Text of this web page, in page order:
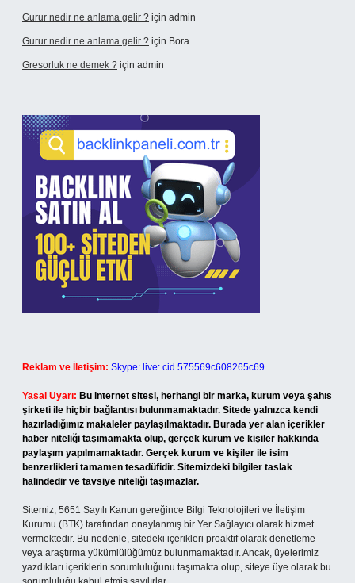
Gurur nedir ne anlama gelir ? için admin
Gurur nedir ne anlama gelir ? için Bora
Gresorluk ne demek ? için admin
Reklam ve İletişim: Skype: live:.cid.575569c608265c69
Yasal Uyarı: Bu internet sitesi, herhangi bir marka, kurum veya şahıs
şirketi ile hiçbir bağlantısı bulunmamaktadır. Sitede yalnızca kendi
hazırladığımız makaleler paylaşılmaktadır. Burada yer alan içerikler
haber niteliği taşımamakta olup, gerçek kurum ve kişiler hakkında
paylaşım yapılmamaktadır. Gerçek kurum ve kişiler ile isim
benzerlikleri tamamen tesadüfidir. Sitemizdeki bilgiler taslak
halindedir ve tavsiye niteliği taşımazlar.
Sitemiz, 5651 Sayılı Kanun gereğince Bilgi Teknolojileri ve İletişim
Kurumu (BTK) tarafından onaylanmış bir Yer Sağlayıcı olarak hizmet
vermektedir. Bu nedenle, sitedeki içerikleri proaktif olarak denetleme
veya araştırma yükümlülüğümüz bulunmamaktadır. Ancak, üyelerimiz
yazdıkları içeriklerin sorumluluğunu taşımakta olup, siteye üye olarak bu